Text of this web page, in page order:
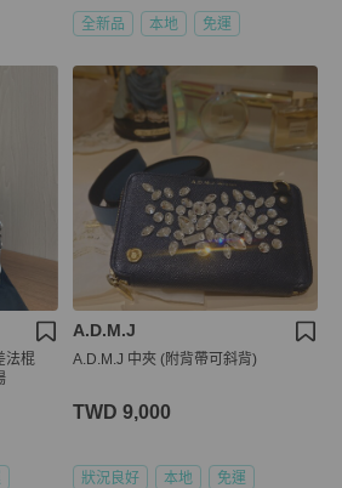
全新品 本地 免運
法棍
A.D.M.J
A.D.M.J 中夾 (附背帶可斜背)
TWD 9,000
狀況良好 本地 免運